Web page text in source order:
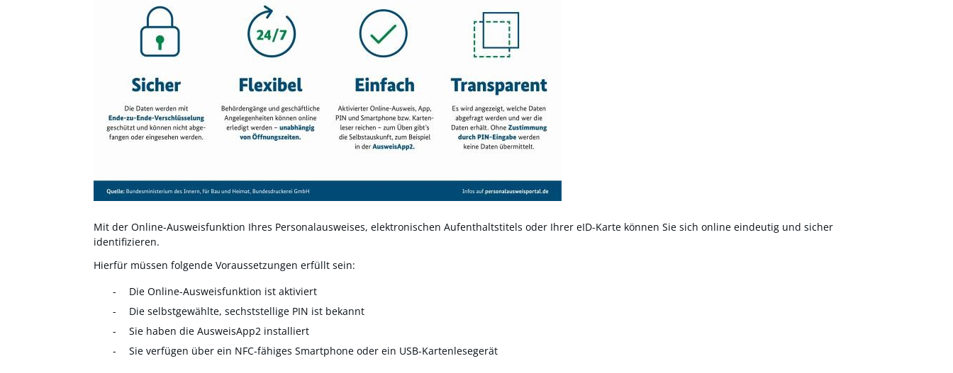
Mit der Online-Ausweisfunktion Ihres Personalausweises, elektronischen Aufenthaltstitels oder Ihrer eID-Karte können Sie sich online eindeutig und sicher
identifizieren.
Hierfür müssen folgende Voraussetzungen erfüllt sein:
Die Online-Ausweisfunktion ist aktiviert
Die selbstgewählte, sechststellige PIN ist bekannt
Sie haben die AusweisApp2 installiert
Sie verfügen über ein NFC-fähiges Smartphone oder ein USB-Kartenlesegerät